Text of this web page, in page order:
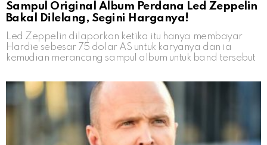
Sampul Original Album Perdana Led Zeppelin
Bakal Dilelang, Segini Harganya!
Led Zeppelin dilaporkan ketika itu hanya membayar
Hardie sebesar 75 dolar AS untuk karyanya dan ia
kemudian merancang sampul album untuk band tersebut